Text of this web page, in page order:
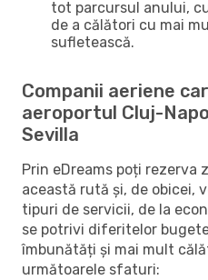
tot parcursul anului,
de a călători cu mai
sufletească.
Companii aeriene
aeroportul Cluj-
Sevilla
Prin eDreams poți rezerva
această rută și, de obicei,
tipuri de servicii, de la
se potrivi diferitelor
îmbunătăți și mai mult
următoarele sfaturi: